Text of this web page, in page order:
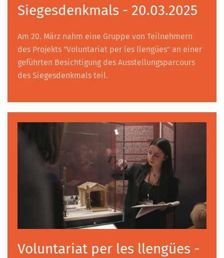
Siegesdenkmals - 20.03.2025
Am 20. März nahm eine Gruppe von Teilnehmern
des Projekts "Voluntariat per les llengües" an einer
geführten Besichtigung des Ausstellungsparcours
des Siegesdenkmals teil.
Voluntariat per les llengües -